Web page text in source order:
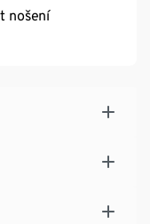
nošení